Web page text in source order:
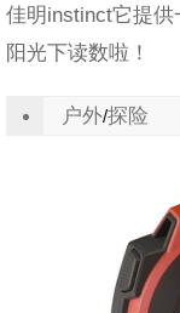
佳明instinct它提供
阳光下读数啦！
户外/探险